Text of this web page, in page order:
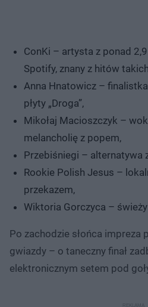
ConKi – artysta z ponad
Spotify, znany z hitów takich
Anna Hnatowicz –
płyty „Droga”,
Mikołaj Macioszczyk –
melancholię z popem,
Przebiśniegi – alternatywa
Rookie Polish Jesus –
przekazem,
Wiktoria Gorczyca –
Po zachodzie słońca impreza
gwiazdy – o taneczny finał
elektronicznym setem pod